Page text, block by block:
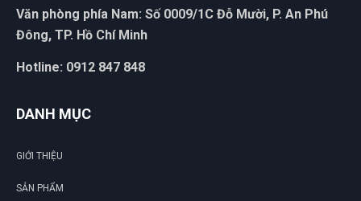
Văn phòng phía Nam: Số 0009/1C Đỗ Mười, P. An Phú
Đông, TP. Hồ Chí Minh
Hotline: 0912 847 848
DANH MỤC
GIỚI THIỆU
SẢN PHẨM